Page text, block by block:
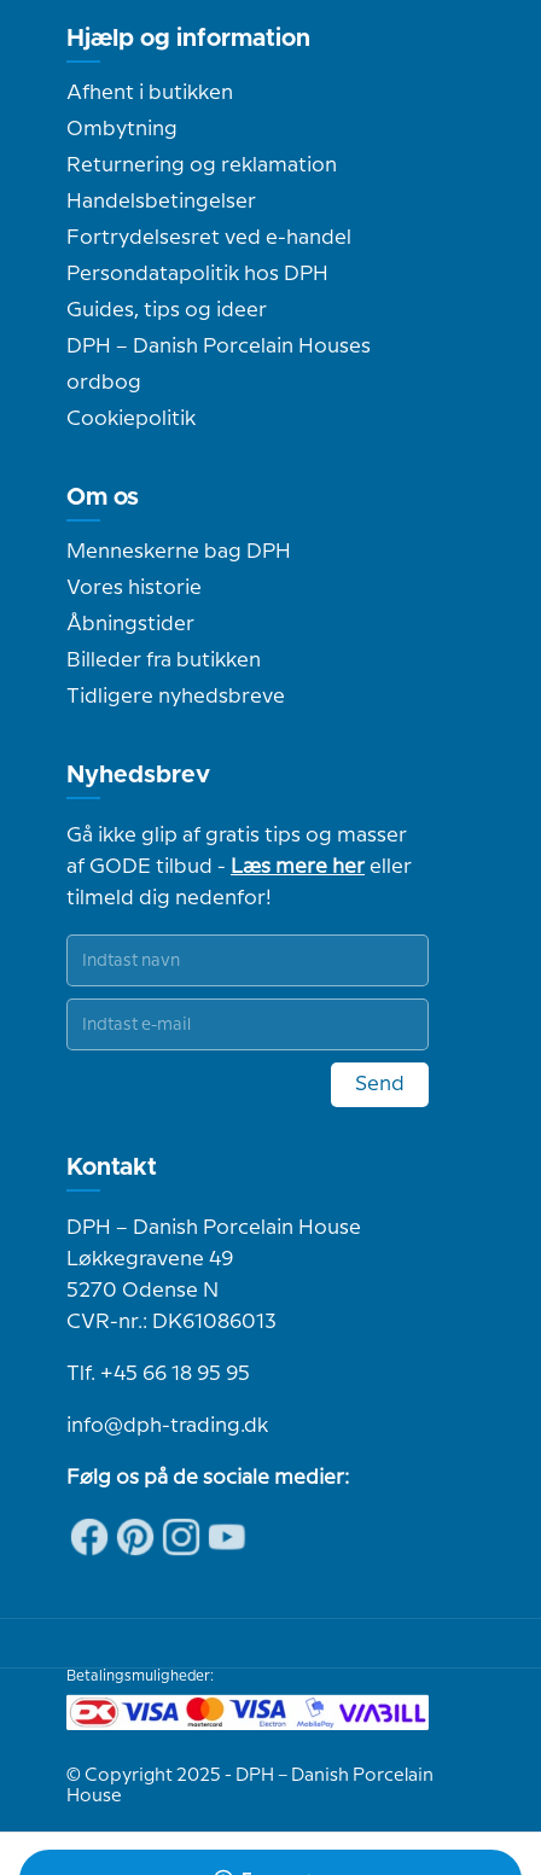
Hjælp og information
Afhent i butikken
Ombytning
Returnering og reklamation
Handelsbetingelser
Fortrydelsesret ved e-handel
Persondatapolitik hos DPH
Guides, tips og ideer
DPH – Danish Porcelain Houses
ordbog
Cookiepolitik
Om os
Menneskerne bag DPH
Vores historie
Åbningstider
Billeder fra butikken
Tidligere nyhedsbreve
Nyhedsbrev
Gå ikke glip af gratis tips og masser
af GODE tilbud - Læs mere hereller
tilmeld dig nedenfor!
Send
Kontakt
DPH – Danish Porcelain House
Løkkegravene 49
5270 Odense N
CVR-nr.: DK61086013
Tlf. +45 66 18 95 95
info@dph-trading.dk
Følg os på de sociale medier:
Betalingsmuligheder:
© Copyright 2025 - DPH – Danish Porcelain
House
Vi er e-mærket